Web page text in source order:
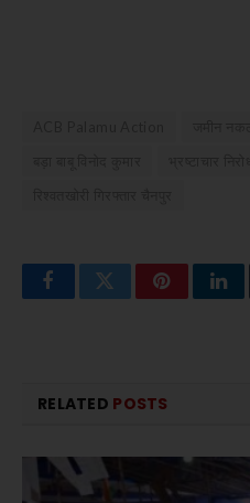
FacebookTwitterPinterest
RELATED POSTS